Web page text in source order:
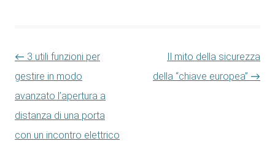
Navigazione articolo
← 3 utili funzioni per
gestire in modo
avanzato l’apertura a
distanza di una porta
con un incontro elettrico
Il mito della sicurezza
della “chiave europea” →